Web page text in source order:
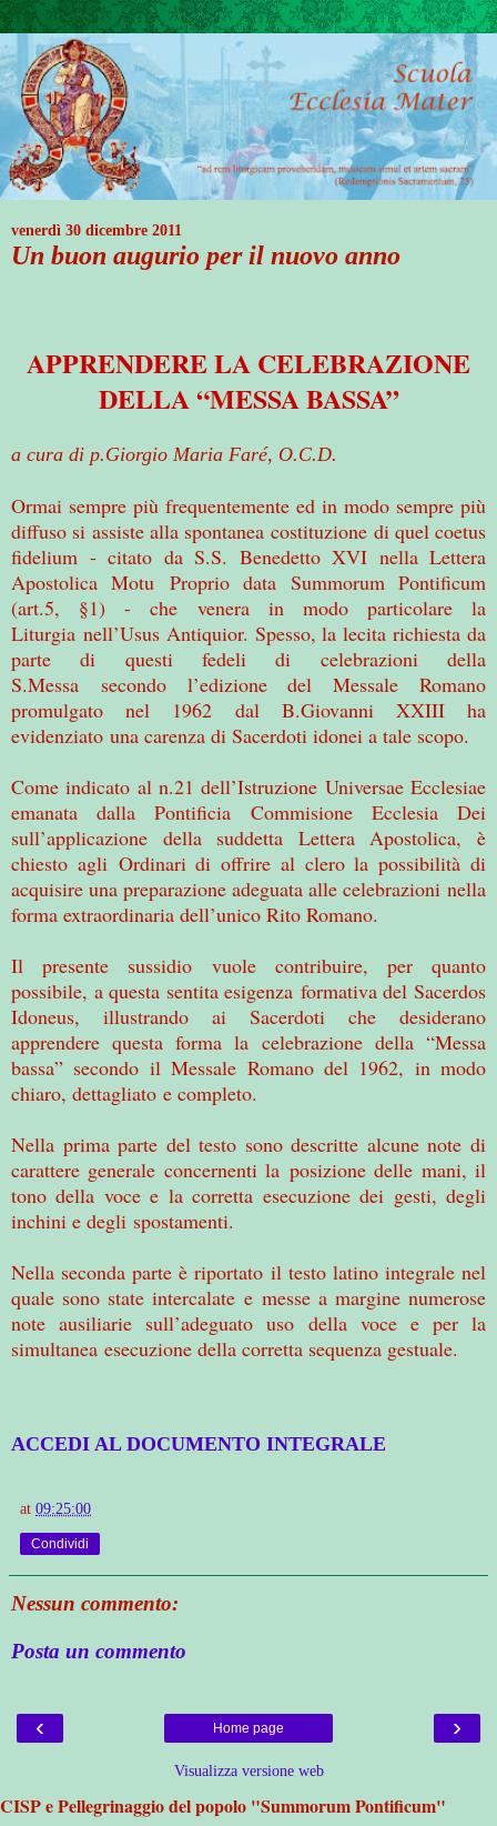
venerdì 30 dicembre 2011
Un buon augurio per il nuovo anno
APPRENDERE LA CELEBRAZIONE
DELLA “MESSA BASSA”
a cura di p.Giorgio Maria Faré, O.C.D.
Ormai sempre più frequentemente ed in modo sempre più
diffuso si assiste alla spontaneacostituzione di quel coetus
fidelium - citato da S.S. Benedetto XVI nella Lettera
Apostolica Motu Proprio data Summorum Pontificum
(art.5, §1) - che venera in modo particolare la
Liturgia nell’Usus Antiquior. Spesso, la lecita richiesta da
parte di questi fedeli di celebrazioni della
S.Messa secondo l’edizione del Messale Romano
promulgato nel 1962 dal B.Giovanni XXIII ha
evidenziato una carenza di Sacerdoti idonei a tale scopo.
Come indicato al n.21 dell’Istruzione Universae Ecclesiae
emanata dalla Pontificia Commisione Ecclesia Dei
sull’applicazione della suddetta Lettera Apostolica, è
chiesto agli Ordinari di offrire al clero la possibilità di
acquisire una preparazione adeguata alle celebrazioni nella
forma extraordinaria dell’unico Rito Romano.
Il presente sussidio vuole contribuire, per quanto
possibile, a questa sentita esigenza formativa del Sacerdos
Idoneus, illustrando ai Sacerdoti che desiderano
apprendere questa forma la celebrazione della “Messa
bassa” secondo il Messale Romano del 1962, in modo
chiaro, dettagliato e completo.
Nella prima parte del testo sono descritte alcune note di
carattere generale concernenti la posizione delle mani, il
tono della voce e la corretta esecuzione dei gesti, degli
inchini e degli spostamenti.
Nella seconda parte è riportato il testo latino integrale nel
quale sono state intercalate e messe a margine numerose
note ausiliarie sull’adeguato uso della voce e per la
simultanea esecuzione della corretta sequenza gestuale.
ACCEDI AL DOCUMENTO INTEGRALE
at 09:25:00
Condividi
Nessun commento:
Posta un commento
‹ ›
Home page
Visualizza versione web
CISP e Pellegrinaggio del popolo "Summorum Pontificum"